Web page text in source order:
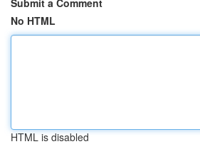
Submit a Comment
No HTML
HTML is disabled